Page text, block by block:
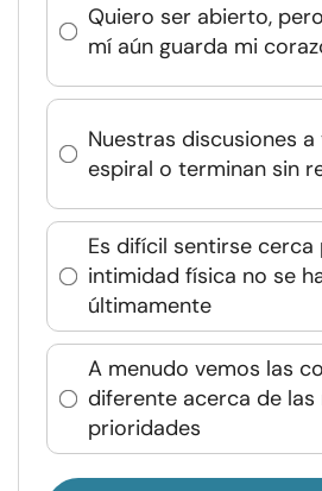
Quiero ser abierto,
mí aún guarda mi
Nuestras discusiones a
espiral o terminan sin
Es difícil sentirse
intimidad física no se
últimamente
A menudo vemos las
diferente acerca de las
prioridades